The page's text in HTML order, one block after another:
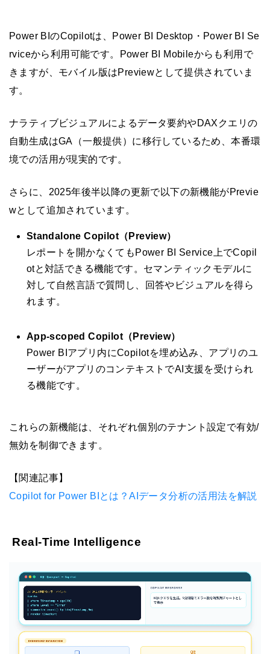
Power BIのCopilotは、Power BI Desktop・Power BI Se
rviceから利用可能です。Power BI Mobileからも利用で
きますが、モバイル版はPreviewとして提供されていま
す。
ナラティブビジュアルによるデータ要約やDAXクエリの
自動生成はGA（一般提供）に移行しているため、本番環
境での活用が現実的です。
さらに、2025年後半以降の更新で以下の新機能がPrevie
wとして追加されています。
Standalone Copilot（Preview）
レポートを開かなくてもPower BI Service上でCopil
otと対話できる機能です。セマンティックモデルに
対して自然言語で質問し、回答やビジュアルを得ら
れます。
App-scoped Copilot（Preview）
Power BIアプリ内にCopilotを埋め込み、アプリのユ
ーザーがアプリのコンテキストでAI支援を受けられ
る機能です。
これらの新機能は、それぞれ個別のテナント設定で有効/
無効を制御できます。
【関連記事】
Copilot for Power BIとは？AIデータ分析の活用法を解説
Real-Time Intelligence